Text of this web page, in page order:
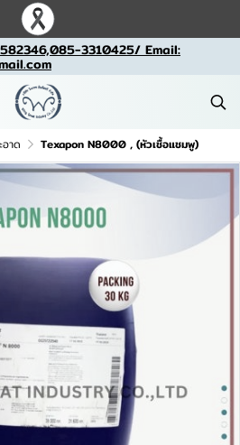
3310425/ Email:
อาด Texapon N8000 , (หัวเชื้อแชมพู)